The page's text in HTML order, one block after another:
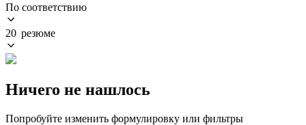
По соответствию
20 резюме
Ничего не нашлось
Попробуйте изменить формулировку или фильтры